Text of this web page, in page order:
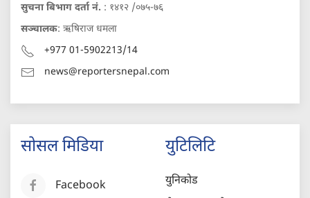
सुचना बिभाग दर्ता नं. : १४१२ /०७५-७६
सञ्चालक: ऋषिराज धमला
+977 01-5902213/14
news@reportersnepal.com
सोसल मिडिया
Facebook
युटिलिटि
युनिकोड